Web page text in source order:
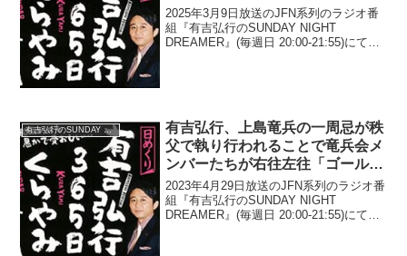
「お祝いが早いなぁ…」
2025年3月9日放送のJFN系列のラジオ番
組『有吉弘行のSUNDAY NIGHT
DREAMER』(毎週日 20:00-21:55)にて、
有吉弘行のSUNDAY NIGHT DREAMER
有吉弘行、上島竜兵の一周忌が秩
父で執り行われることで竜兵会メ
ンバーたちが右往左往「ゴールデ
ンウィーク初日で…」
2023年4月29日放送のJFN系列のラジオ番
組『有吉弘行のSUNDAY NIGHT
DREAMER』(毎週日 20:00-21:55)にて、